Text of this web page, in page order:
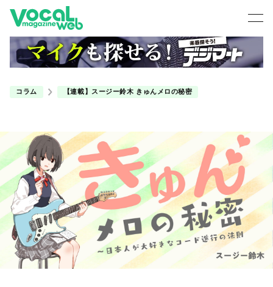
コラム 【連載】スージー鈴木 きゅんメロの秘密